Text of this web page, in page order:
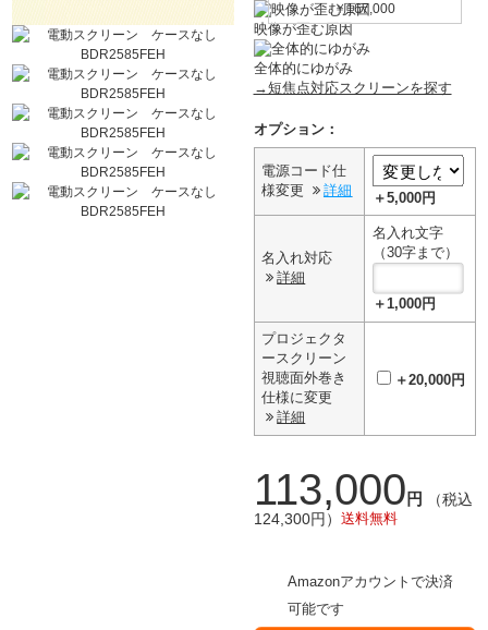
￥167,000
映像が歪む原因
全体的にゆがみ
→短焦点対応スクリーンを探す
オプション：
電源コード仕
様変更
詳細 ＋5,000円
名入れ対応
詳細
名入れ文字
（30字まで）
＋1,000円
プロジェクタ
ースクリーン
視聴面外巻き
仕様に変更
詳細
＋20,000円
113,000 円
（税込
124,300円） 送料無料
Amazonアカウントで決済
可能です